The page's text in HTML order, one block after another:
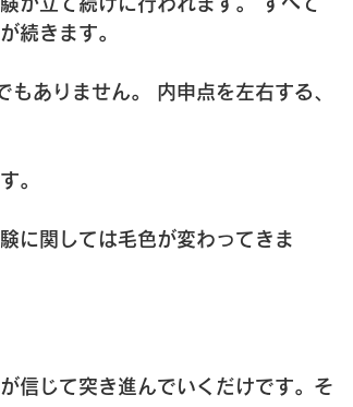
続きます。
ありません。 内申点を左右する、
。
に関しては毛色が変わってきま
信じて突き進んでいくだけです。そ